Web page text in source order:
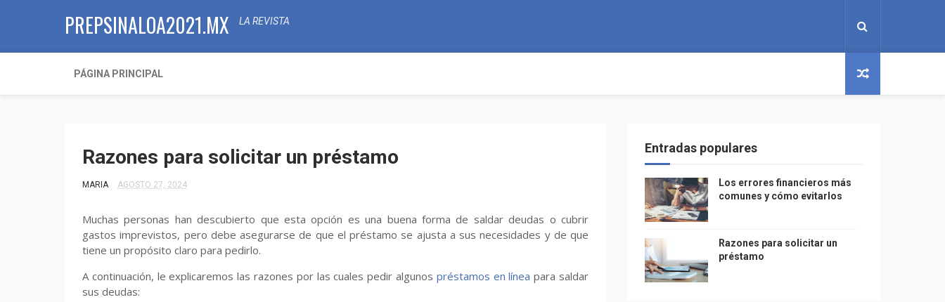
PREPSINALOA2021.MX LA REVISTA
PÁGINA PRINCIPAL
Razones para solicitar un préstamo
MARIA AGOSTO 27, 2024
Muchas personas han descubierto que esta opción es una buena forma de saldar deudas o cubrir
gastos imprevistos, pero debe asegurarse de que el préstamo se ajusta a sus necesidades y de que
tiene un propósito claro para pedirlo.
A continuación, le explicaremos las razones por las cuales pedir algunos préstamos en línea para saldar
sus deudas:
Entradas populares
Los errores financieros más
comunes y cómo evitarlos
Razones para solicitar un
préstamo